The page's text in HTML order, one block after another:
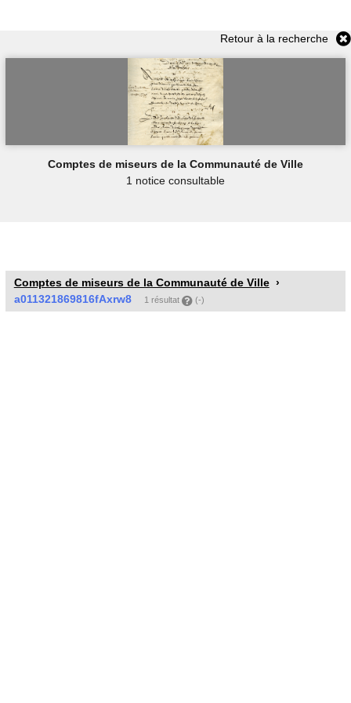
Retour à la recherche
Comptes de miseurs de la Communauté de Ville
1 notice consultable
Comptes de miseurs de la Communauté de Ville
a011321869816fAxrw8
1 résultat (-)